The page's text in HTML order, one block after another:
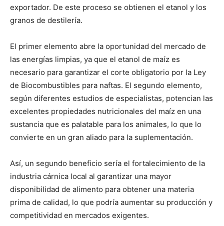
exportador. De este proceso se obtienen el etanol y los
granos de destilería.
El primer elemento abre la oportunidad del mercado de
las energías limpias, ya que el etanol de maíz es
necesario para garantizar el corte obligatorio por la Ley
de Biocombustibles para naftas. El segundo elemento,
según diferentes estudios de especialistas, potencian las
excelentes propiedades nutricionales del maíz en una
sustancia que es palatable para los animales, lo que lo
convierte en un gran aliado para la suplementación.
Así, un segundo beneficio sería el fortalecimiento de la
industria cárnica local al garantizar una mayor
disponibilidad de alimento para obtener una materia
prima de calidad, lo que podría aumentar su producción y
competitividad en mercados exigentes.